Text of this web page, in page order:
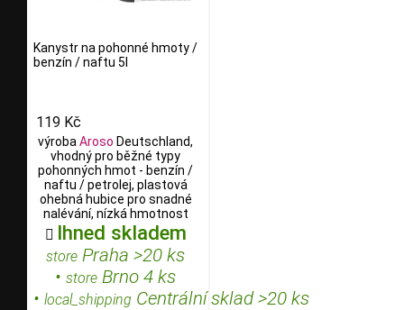
Kanystr na pohonné hmoty /
benzín / naftu 5l
119 Kč
výroba Aroso Deutschland,
vhodný pro běžné typy
pohonných hmot - benzín /
naftu / petrolej, plastová
ohebná hubice pro snadné
nalévání, nízká hmotnost
 Ihned skladem
store Praha >20 ks
• store Brno 4 ks
• local_shipping Centrální sklad >20 ks